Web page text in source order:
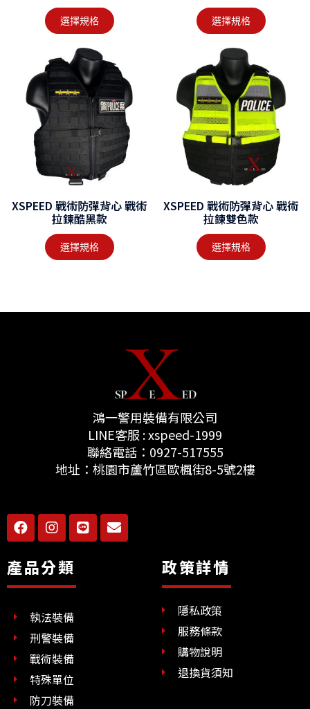
選擇規格 選擇規格
XSPEED 戰術防彈背心 戰術
拉鍊酷黑款
選擇規格
XSPEED 戰術防彈背心 戰術
拉鍊雙色款
選擇規格
鴻一警用裝備有限公司
LINE客服 : xspeed-1999
聯絡電話：0927-517555
地址：桃園市蘆竹區歐楓街8-5號2樓
F
a
c
e
b
o
I
n
s
t
a
g
a
m
L
i
n
E
n
v
產品分類
執法裝備
刑警裝備
戰術裝備
特殊單位
防刀裝備
政策詳情
隱私政策
服務條款
購物說明
退換貨須知